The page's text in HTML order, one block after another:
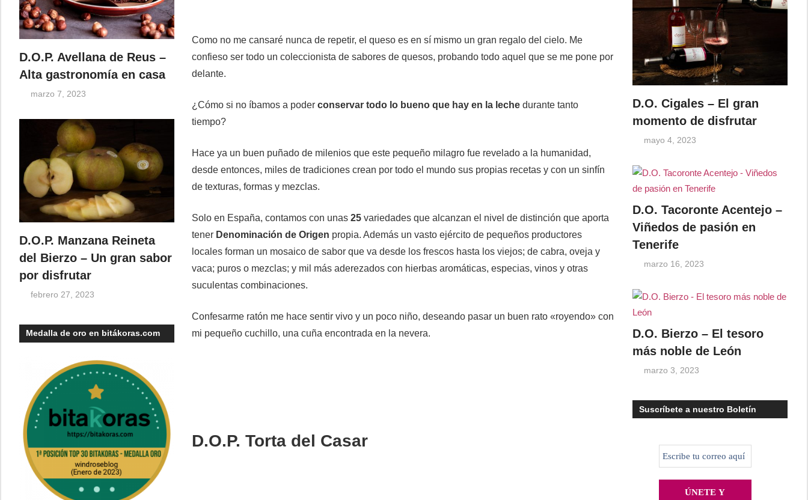
Como no me cansaré nunca de repetir, el queso es en sí mismo un gran regalo del cielo. Me
confieso ser todo un coleccionista de sabores de quesos, probando todo aquel que se me pone por
delante.
¿Cómo si no íbamos a poderconservar todo lo bueno que hay en la leche durante tanto
tiempo?
Hace ya un buen puñado de milenios que este pequeño milagro fue revelado a la humanidad,
desde entonces, miles de tradiciones crean por todo el mundo sus propias recetas y con un sinfín
de texturas, formas y mezclas.
Solo en España, contamos con unas25 variedades que alcanzan el nivel de distinción que aporta
tener Denominación de Origen propia. Además un vasto ejército de pequeños productores
locales forman un mosaico de sabor que va desde los frescos hasta los viejos; de cabra, oveja y
vaca; puros o mezclas; y mil más aderezados con hierbas aromáticas, especias, vinos y otras
suculentas combinaciones.
Confesarme ratón me hace sentir vivo y un poco niño, deseando pasar un buen rato «royendo» con
mi pequeño cuchillo, una cuña encontrada en la nevera.
D.O.P. Torta del Casar
D.O.P. Avellana de Reus –
Alta gastronomía en casa
marzo 7, 2023
D.O.P. Manzana Reineta
del Bierzo – Un gran sabor
por disfrutar
febrero 27, 2023
Medalla de oro en bitákoras.com
D.O. Cigales – El gran
momento de disfrutar
mayo 4, 2023
D.O. Tacoronte Acentejo –
Viñedos de pasión en
Tenerife
marzo 16, 2023
D.O. Bierzo – El tesoro
más noble de León
marzo 3, 2023
Suscríbete a nuestro Boletín